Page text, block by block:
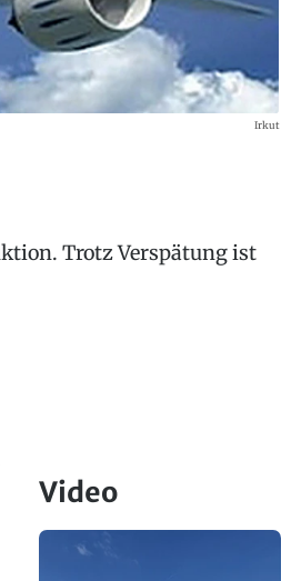
Irkut
Trotz Verspätung ist
Video